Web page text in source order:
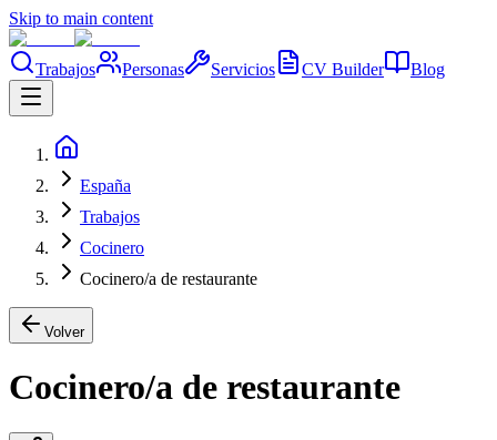
Skip to main content
Trabajos Personas Servicios CV Builder Blog
España
Trabajos
Cocinero
Cocinero/a de restaurante
Volver
Cocinero/a de restaurante